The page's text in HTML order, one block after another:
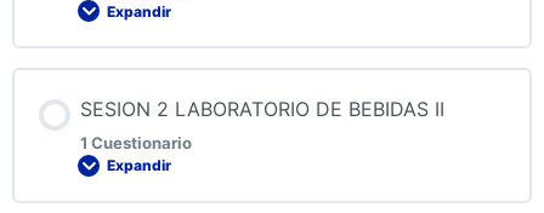
Expandir
QUIZ 1 LABORATORIO DE BEBIDAS II
SESION 2 LABORATORIO DE BEBIDAS II
1 Cuestionario
Expandir